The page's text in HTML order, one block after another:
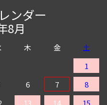
ンダー
8月
木 金
土
1
6 7
8
13 14
15